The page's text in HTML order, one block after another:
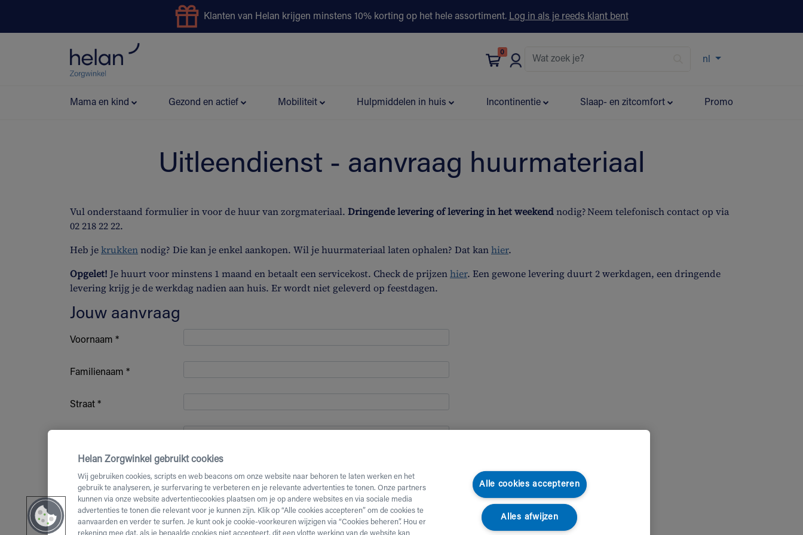
Klanten van Helan krijgen minstens 10% korting op het hele assortiment. Log in als je reeds klant bent
0
nl
Mama en kind Gezond en actief Mobiliteit Hulpmiddelen in huis Incontinentie Slaap- en zitcomfort Promo
Uitleendienst - aanvraag huurmateriaal
Vul onderstaand formulier in voor de huur van zorgmateriaal. Dringende levering of levering in het weekendnodig? Neem telefonisch contact op via
02 218 22 22.
Heb jekrukkennodig? Die kan je enkel aankopen. Wil je huurmateriaal laten ophalen? Dat kanhier.
Opgelet! Je huurt voor minstens 1 maand en betaalt een servicekost. Check de prijzenhier. Een gewone levering duurt 2 werkdagen, een dringende
levering krijg je de werkdag nadien aan huis. Er wordt niet geleverd op feestdagen.
Jouw aanvraag
Voornaam *
Familienaam *
Straat *
Postcode *
Helan Zorgwinkel gebruikt cookies
Wij gebruiken cookies, scripts en web beacons om onze website naar behoren te laten werken en het
gebruik te analyseren, je surfervaring te verbeteren en je relevante advertenties te tonen. Onze partners
kunnen via onze website advertentiecookies plaatsen om je op andere websites en via sociale media
advertenties te tonen die relevant voor je kunnen zijn. Klik op “Alle cookies accepteren” om de cookies te
aanvaarden en verder te surfen. Je kunt ook je cookie-voorkeuren wijzigen via “Cookies beheren”. Hou er
Alle cookies accepteren
Alles afwijzen